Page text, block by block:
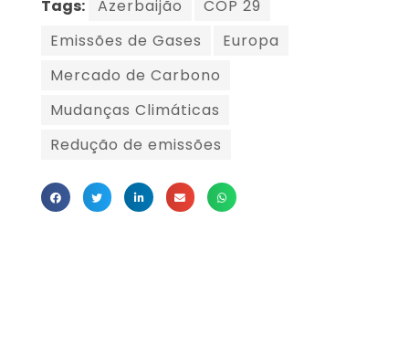
Tags: Azerbaijão
COP 29
Emissões de Gases
Europa
Mercado de Carbono
Mudanças Climáticas
Redução de emissões